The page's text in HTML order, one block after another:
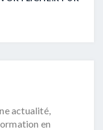
actualité,
en